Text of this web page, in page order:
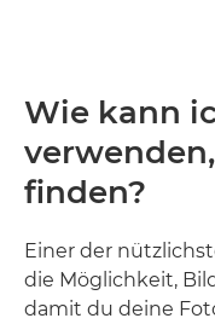
Wie kann
finden?
Einer der
die Möglichkeit,
damit du deine